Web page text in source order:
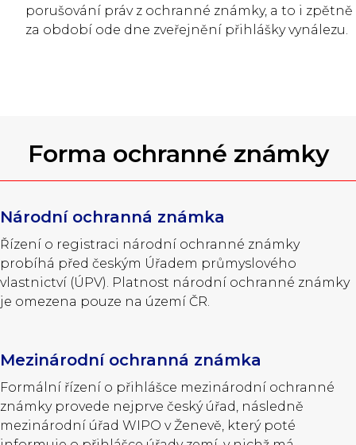
porušování práv z ochranné známky, a to i zpětně
za období ode dne zveřejnění přihlášky vynálezu.
Forma ochranné známky
Národní ochranná známka
Řízení o registraci národní ochranné známky
probíhá před českým Úřadem průmyslového
vlastnictví (ÚPV). Platnost národní ochranné známky
je omezena pouze na území ČR.
Mezinárodní ochranná známka
Formální řízení o přihlášce mezinárodní ochranné
známky provede nejprve český úřad, následně
mezinárodní úřad WIPO v Ženevě, který poté